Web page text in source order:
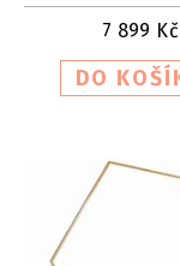
7 899 Kč